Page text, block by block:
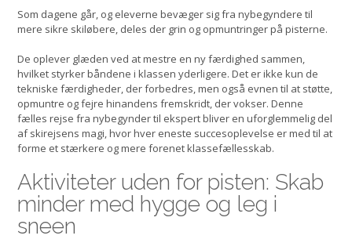
Som dagene går, og eleverne bevæger sig fra nybegyndere til
mere sikre skiløbere, deles der grin og opmuntringer på pisterne.
De oplever glæden ved at mestre en ny færdighed sammen,
hvilket styrker båndene i klassen yderligere. Det er ikke kun de
tekniske færdigheder, der forbedres, men også evnen til at støtte,
opmuntre og fejre hinandens fremskridt, der vokser. Denne
fælles rejse fra nybegynder til ekspert bliver en uforglemmelig del
af skirejsens magi, hvor hver eneste succesoplevelse er med til at
forme et stærkere og mere forenet klassefællesskab.
Aktiviteter uden for pisten: Skab
minder med hygge og leg i
sneen